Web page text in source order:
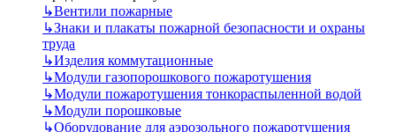
↳Вентили пожарные
↳Знаки и плакаты пожарной безопасности и охраны
труда
↳Изделия коммутационные
↳Модули газопорошкового пожаротушения
↳Модули пожаротушения тонкораспыленной водой
↳Модули порошковые
↳Оборудование для аэрозольного пожаротушения